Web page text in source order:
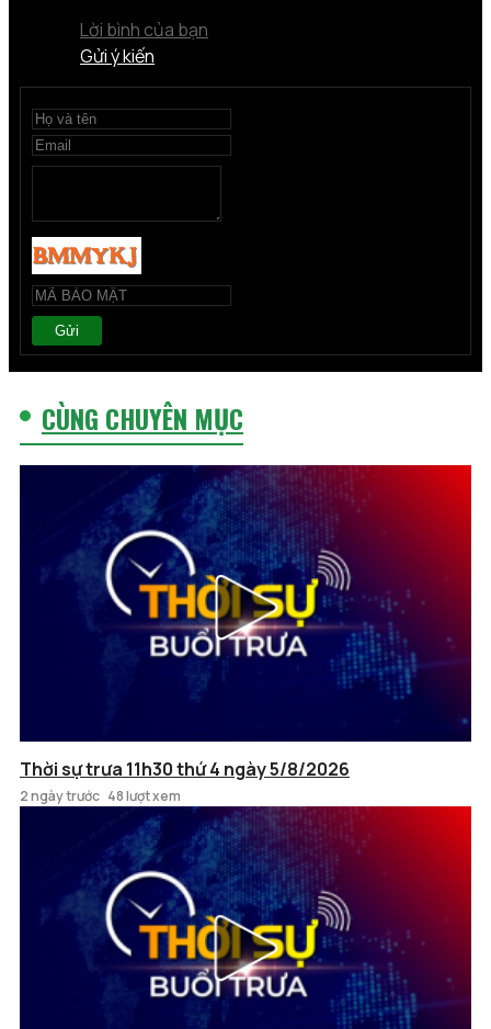
Lời bình của bạn
Gửi ý kiến
Gửi
CÙNG CHUYÊN MỤC
Thời sự trưa 11h30 thứ 4 ngày 5/8/2026
2 ngày trước 48 lượt xem